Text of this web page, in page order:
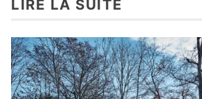
LIRE LA SUITE